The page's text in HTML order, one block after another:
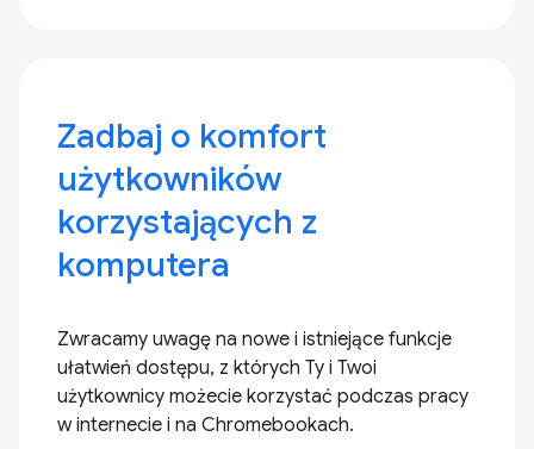
Zadbaj o komfort
użytkowników
korzystających z
komputera
Zwracamy uwagę na nowe i istniejące funkcje
ułatwień dostępu, z których Ty i Twoi
użytkownicy możecie korzystać podczas pracy
w internecie i na Chromebookach.